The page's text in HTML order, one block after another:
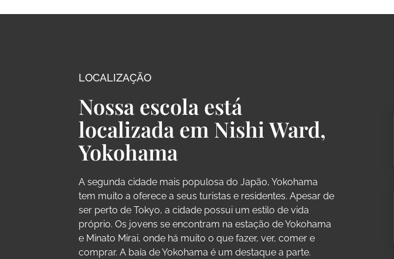
LOCALIZAÇÃO
Nossa escola está
localizada em Nishi Ward,
Yokohama
A segunda cidade mais populosa do Japão, Yokohama
tem muito a oferece a seus turistas e residentes. Apesar de
ser perto de Tokyo, a cidade possui um estilo de vida
próprio. Os jovens se encontram na estação de Yokohama
e Minato Mirai, onde há muito o que fazer, ver, comer e
comprar. A baía de Yokohama é um destaque a parte.